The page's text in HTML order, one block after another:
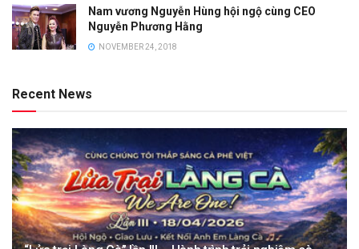
Nam vương Nguyễn Hùng hội ngộ cùng CEO
Nguyễn Phương Hằng
NOVEMBER 24, 2018
Recent News